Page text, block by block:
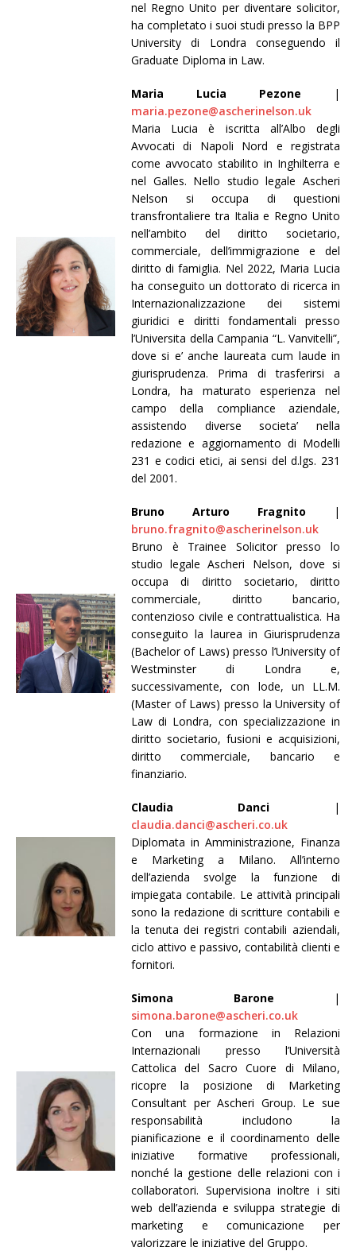
nel Regno Unito per diventare solicitor,
ha completato i suoi studi presso la BPP
University di Londra conseguendo il
Graduate Diploma in Law.
Maria Lucia Pezone |
maria.pezone@ascherinelson.uk
Maria Lucia è iscritta all’Albo degli
Avvocati di Napoli Nord e registrata
come avvocato stabilito in Inghilterra e
nel Galles. Nello studio legale Ascheri
Nelson si occupa di questioni
transfrontaliere tra Italia e Regno Unito
nell’ambito del diritto societario,
commerciale, dell’immigrazione e del
diritto di famiglia. Nel 2022, Maria Lucia
ha conseguito un dottorato di ricerca in
Internazionalizzazione dei sistemi
giuridici e diritti fondamentali presso
l’Universita della Campania “L. Vanvitelli”,
dove si e’ anche laureata cum laude in
giurisprudenza. Prima di trasferirsi a
Londra, ha maturato esperienza nel
campo della compliance aziendale,
assistendo diverse societa’ nella
redazione e aggiornamento di Modelli
231 e codici etici, ai sensi del d.lgs. 231
del 2001.
Bruno Arturo Fragnito |
bruno.fragnito@ascherinelson.uk
Bruno è Trainee Solicitor presso lo
studio legale Ascheri Nelson, dove si
occupa di diritto societario, diritto
commerciale, diritto bancario,
contenzioso civile e contrattualistica. Ha
conseguito la laurea in Giurisprudenza
(Bachelor of Laws) presso l’University of
Westminster di Londra e,
successivamente, con lode, un LL.M.
(Master of Laws) presso la University of
Law di Londra, con specializzazione in
diritto societario, fusioni e acquisizioni,
diritto commerciale, bancario e
finanziario.
Claudia Danci |
claudia.danci@ascheri.co.uk
Diplomata in Amministrazione, Finanza
e Marketing a Milano. All’interno
dell’azienda svolge la funzione di
impiegata contabile. Le attività principali
sono la redazione di scritture contabili e
la tenuta dei registri contabili aziendali,
ciclo attivo e passivo, contabilità clienti e
fornitori.
Simona Barone |
simona.barone@ascheri.co.uk
Con una formazione in Relazioni
Internazionali presso l’Università
Cattolica del Sacro Cuore di Milano,
ricopre la posizione di Marketing
Consultant per Ascheri Group. Le sue
responsabilità includono la
pianificazione e il coordinamento delle
iniziative formative professionali,
nonché la gestione delle relazioni con i
collaboratori. Supervisiona inoltre i siti
web dell’azienda e sviluppa strategie di
marketing e comunicazione per
valorizzare le iniziative del Gruppo.